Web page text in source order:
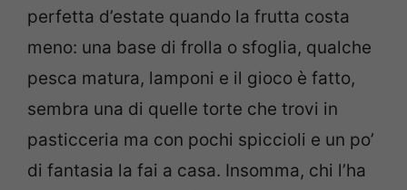
perfetta d’estate quando la frutta costa
meno: una base di frolla o sfoglia, qualche
pesca matura, lamponi e il gioco è fatto,
sembra una di quelle torte che trovi in
pasticceria ma con pochi spiccioli e un po’
di fantasia la fai a casa. Insomma, chi l’ha